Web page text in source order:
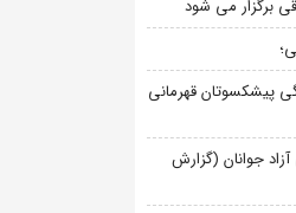
برگزار می شود
پیشکسوتان قهرمانی
جوانان (گزارش